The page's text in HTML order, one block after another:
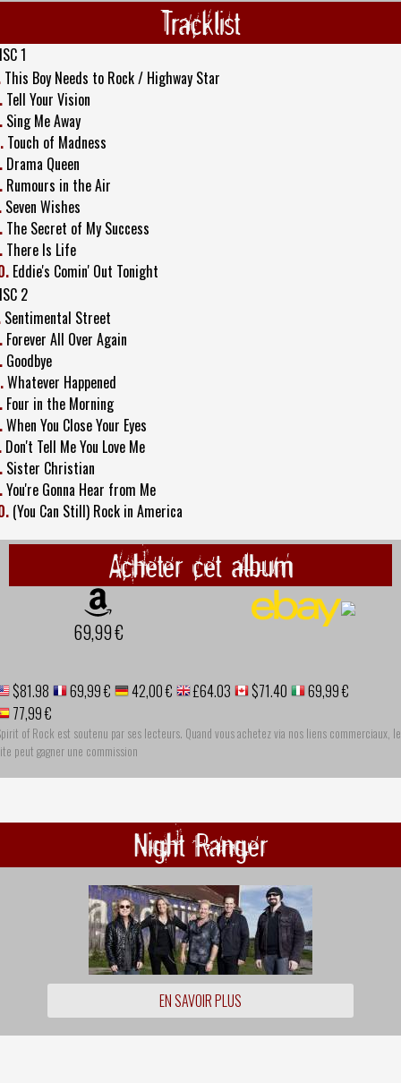
Tracklist
1
This Boy Needs to Rock / Highway Star
Tell Your Vision
Sing Me Away
Touch of Madness
Drama Queen
Rumours in the Air
Seven Wishes
The Secret of My Success
There Is Life
Eddie's Comin' Out Tonight
2
Sentimental Street
Forever All Over Again
Goodbye
Whatever Happened
Four in the Morning
When You Close Your Eyes
Don't Tell Me You Love Me
Sister Christian
You're Gonna Hear from Me
(You Can Still) Rock in America
Acheter cet album
69,99 €
$81.98 69,99 € 42,00 € £64.03 $71.40
69,99 €
77,99 €
of Rock est soutenu par ses lecteurs. Quand vous achetez via nos liens commerciaux, le
peut gagner une commission
Night Ranger
EN SAVOIR PLUS